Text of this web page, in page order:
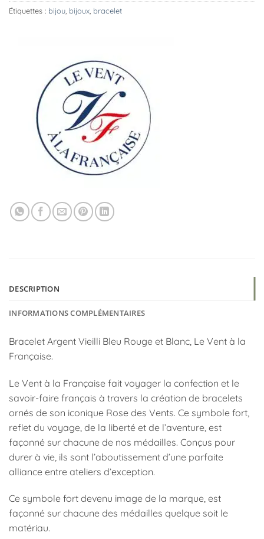
Étiquettes : bijou bijoux bracelet
DESCRIPTION
INFORMATIONS COMPLÉMENTAIRES
Bracelet Argent Vieilli Bleu Rouge et Blanc, Le Vent à la
Française.
Le Vent à la Française fait voyager la confection et le
savoir-faire français à travers la création de bracelets
ornés de son iconique Rose des Vents. Ce symbole fort,
reflet du voyage, de la liberté et de l’aventure, est
façonné sur chacune de nos médailles. Conçus pour
durer à vie, ils sont l’aboutissement d’une parfaite
alliance entre ateliers d’exception.
Ce symbole fort devenu image de la marque, est
façonné sur chacune des médailles quelque soit le
matériau.